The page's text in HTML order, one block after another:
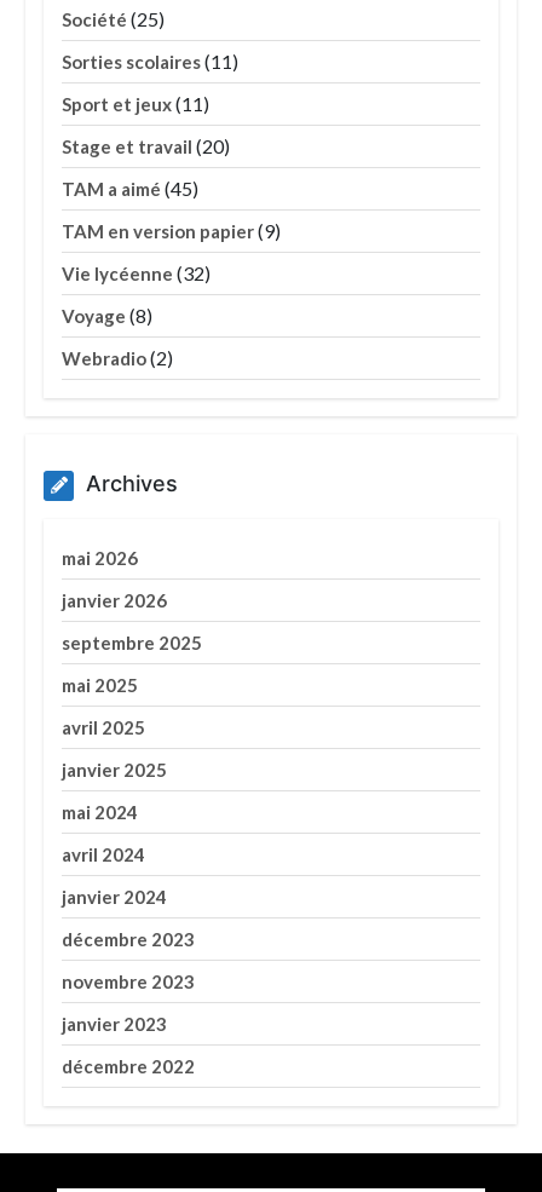
Société (25)
Sorties scolaires(11)
Sport et jeux(11)
Stage et travail (20)
TAM a aimé (45)
TAM en version papier(9)
Vie lycéenne (32)
Voyage (8)
Webradio(2)
Archives
mai 2026
janvier 2026
septembre 2025
mai 2025
avril 2025
janvier 2025
mai 2024
avril 2024
janvier 2024
décembre 2023
novembre 2023
janvier 2023
décembre 2022